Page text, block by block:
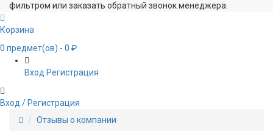
фильтром или заказать обратный звонок менеджера.
Корзина
0 предмет(ов) - 0 ₽
Вход Регистрация
Вход / Регистрация
Отзывы о компании